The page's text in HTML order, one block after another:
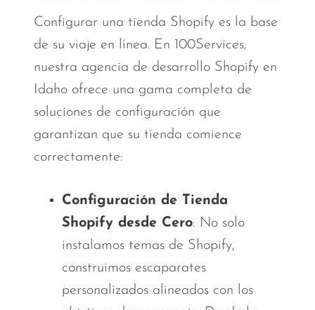
Configurar una tienda Shopify es la base
de su viaje en línea. En 100Services,
nuestra agencia de desarrollo Shopify en
Idaho ofrece una gama completa de
soluciones de configuración que
garantizan que su tienda comience
correctamente:
Configuración de Tienda
Shopify desde Cero: No solo
instalamos temas de Shopify,
construimos escaparates
personalizados alineados con los